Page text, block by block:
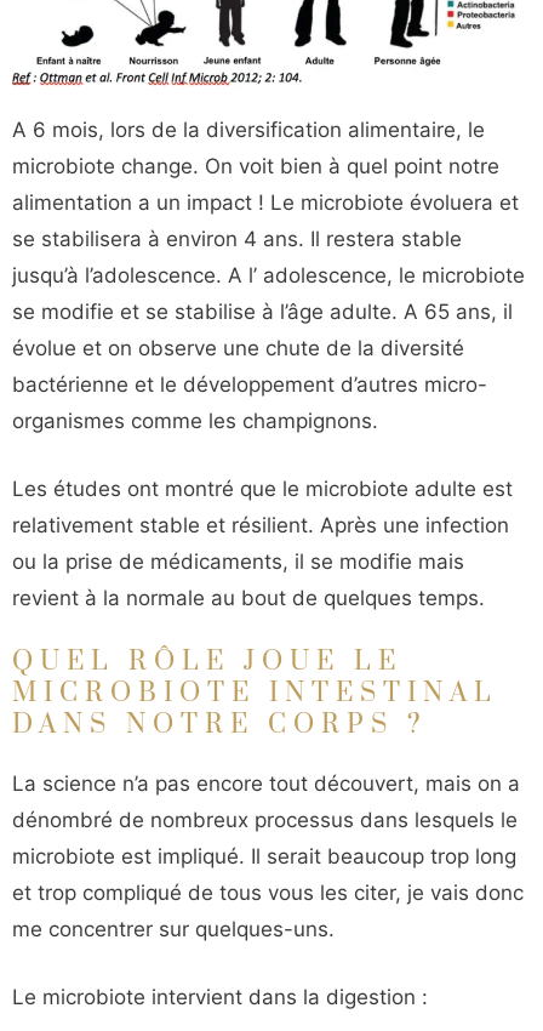
A 6 mois, lors de la diversification alimentaire, le
microbiote change. On voit bien à quel point notre
alimentation a un impact ! Le microbiote évoluera et
se stabilisera à environ 4 ans. Il restera stable
jusqu’à l’adolescence. A l’ adolescence, le microbiote
se modifie et se stabilise à l’âge adulte. A 65 ans, il
évolue et on observe une chute de la diversité
bactérienne et le développement d’autres micro-
organismes comme les champignons.
Les études ont montré que le microbiote adulte est
relativement stable et résilient. Après une infection
ou la prise de médicaments, il se modifie mais
revient à la normale au bout de quelques temps.
QUEL RÔLE JOUE LE
MICROBIOTE INTESTINAL
DANS NOTRE CORPS ?
La science n’a pas encore tout découvert, mais on a
dénombré de nombreux processus dans lesquels le
microbiote est impliqué. Il serait beaucoup trop long
et trop compliqué de tous vous les citer, je vais donc
me concentrer sur quelques-uns.
Le microbiote intervient dans la digestion :